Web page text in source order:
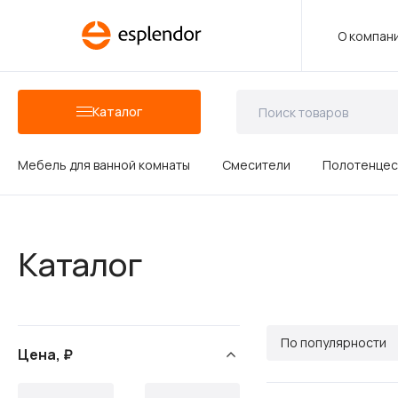
О
Каталог
Аксессуары для ванных комнат
Душевые аксессуары
Мебель для ванной комнаты Смесители
Каталог
Цена, ₽
По популярности